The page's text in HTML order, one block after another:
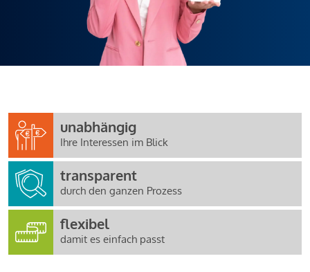
unabhängig
Ihre Interessen im Blick
transparent
durch den ganzen Prozess
flexibel
damit es einfach passt